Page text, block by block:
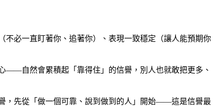
必一直盯著你、追著你）、表現一致穩定（讓人能預期你
——自然會累積起「靠得住」的信譽，別人也就敢把更多、
，先從「做一個可靠、說到做到的人」開始——這是信譽最